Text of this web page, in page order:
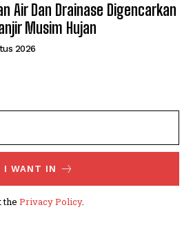
Air Dan Drainase Digencarkan
Musim Hujan
2026
I WANT IN
the Privacy Policy.